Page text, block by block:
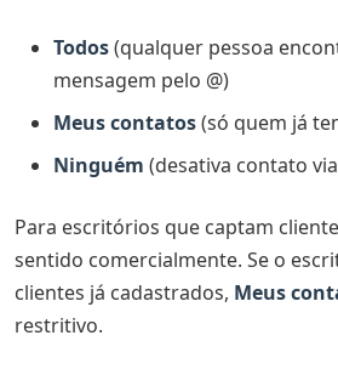
Todos(qualquer pessoa
mensagem pelo @)
Meus contatos(só quem já
Ninguém (desativa contato
Para escritórios que captam
sentido comercialmente. Se o
clientes já cadastrados, Meus
restritivo.